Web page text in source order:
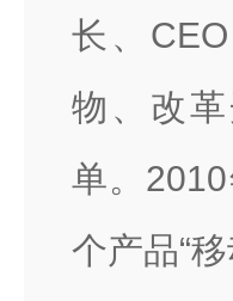
长、
物、改
单。
个产品“